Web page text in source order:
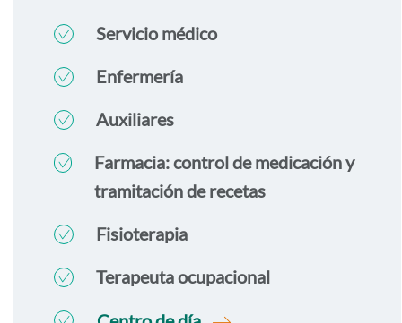
Servicio médico
Enfermería
Auxiliares
Farmacia: control de medicación y
tramitación de recetas
Fisioterapia
Terapeuta ocupacional